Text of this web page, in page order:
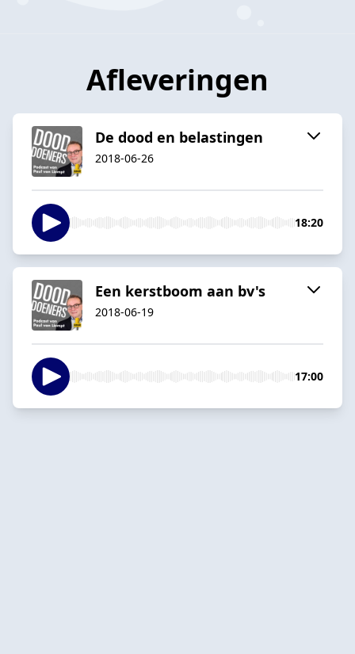
Afleveringen
De dood en belastingen
2018-06-26
18:20
Een kerstboom aan bv's
2018-06-19
17:00